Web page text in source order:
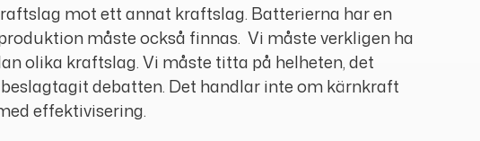
mot ett annat kraftslag. Batterierna har en
måste också finnas. Vi måste verkligen ha
olika kraftslag. Vi måste titta på helheten, det
debatten. Det handlar inte om kärnkraft
effektivisering.